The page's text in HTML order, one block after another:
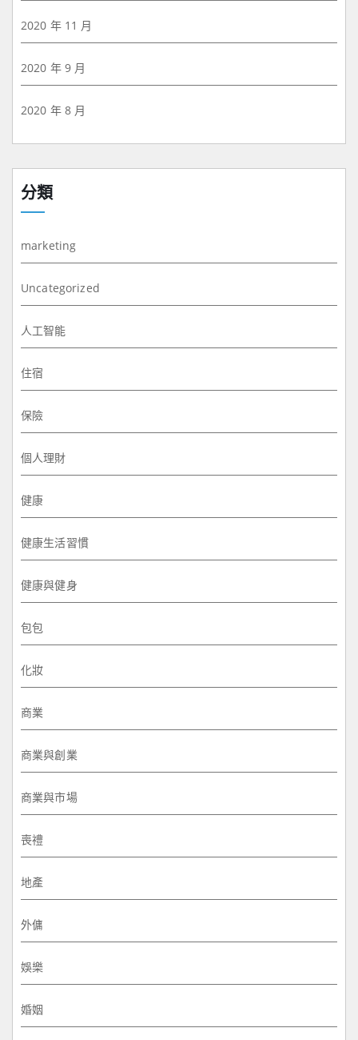
2020 年 11 月
2020 年 9 月
2020 年 8 月
分類
marketing
Uncategorized
人工智能
住宿
保險
個人理財
健康
健康生活習慣
健康與健身
包包
化妝
商業
商業與創業
商業與市場
喪禮
地產
外傭
娛樂
婚姻